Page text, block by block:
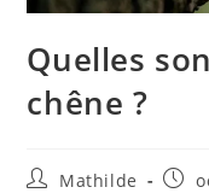
Quelles
chêne ?
Mathilde